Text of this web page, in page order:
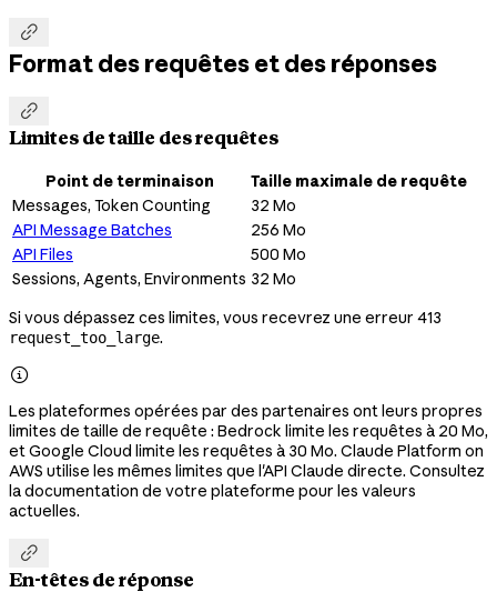

Format des requêtes et des réponses

Limites de taille des requêtes
Point de terminaison
Taille maximale de requête
Messages, Token Counting
32 Mo
API Message Batches
256 Mo
API Files
500 Mo
Sessions, Agents, Environments 32 Mo
Si vous dépassez ces limites, vous recevrez une erreur 413
request_too_large.

Les plateformes opérées par des partenaires ont leurs propres
limites de taille de requête : Bedrock limite les requêtes à 20 Mo,
et Google Cloud limite les requêtes à 30 Mo. Claude Platform on
AWS utilise les mêmes limites que l'API Claude directe. Consultez
la documentation de votre plateforme pour les valeurs
actuelles.

En-têtes de réponse